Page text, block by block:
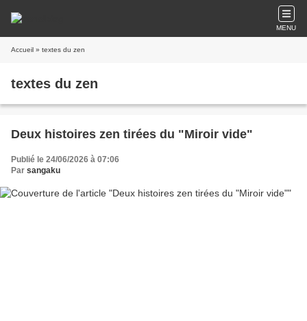
MENU
Accueil » textes du zen
textes du zen
Deux histoires zen tirées du "Miroir vide"
Publié le 24/06/2026 à 07:06
Par sangaku